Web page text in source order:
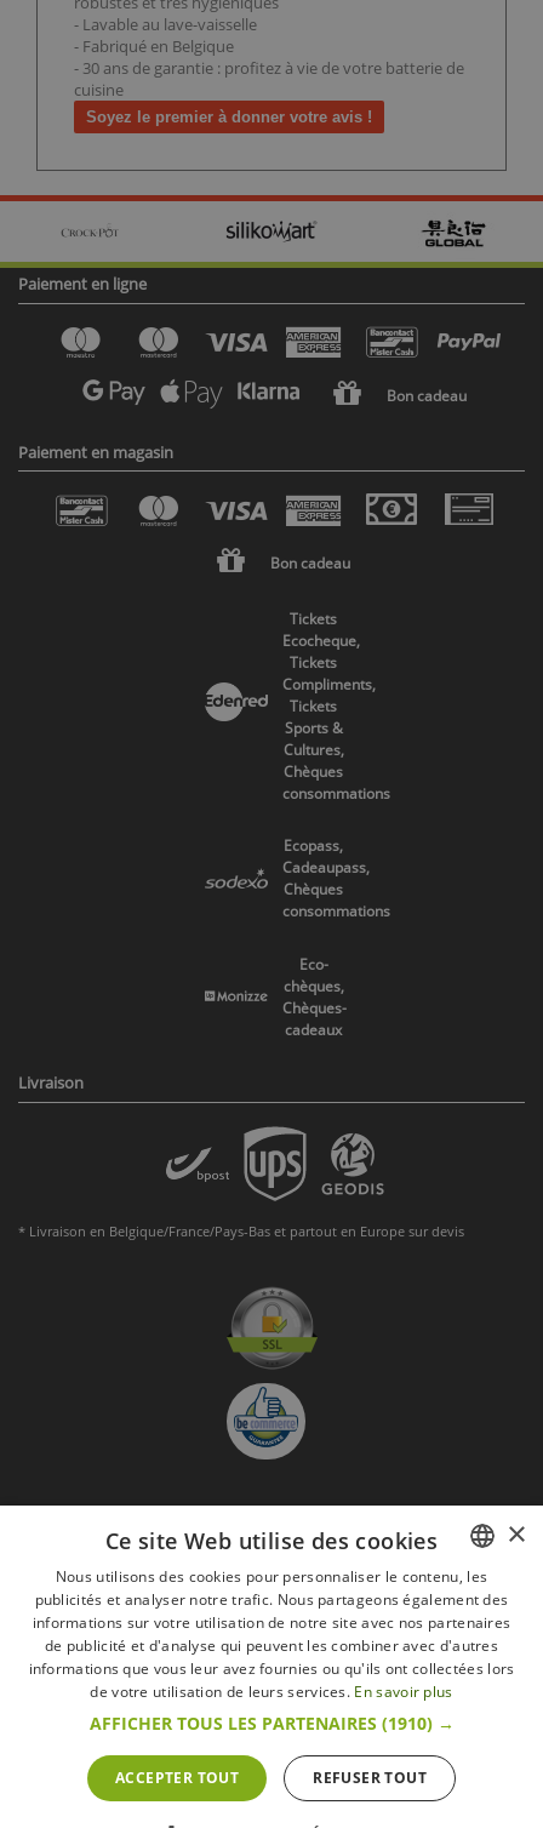
- Lavable au lave-vaisselle
- Fabriqué en Belgique
- 30 ans de garantie : profitez à vie de votre batterie de
cuisine
Soyez le premier à donner votre avis !
Paiement en ligne
Bon cadeau
Paiement en magasin
Bon cadeau
Tickets
Ecocheque,
Tickets
Compliments,
Tickets
Sports &
Cultures,
Chèques
consommations
Ecopass,
Cadeaupass,
Chèques
consommations
Eco-
chèques,
Chèques-
cadeaux
Livraison
* Livraison en Belgique/France/Pays-Bas et partout en Europe sur devis
S'abonner à la Newsletter
Je suis d'accord avec les Mentions légales
Toutes les marques Conditions générales
Mentions légales
Retour & Droit de rétractation
FAQ Recrutement
s'entendent toutes taxes comprises.
Conformément au livre VI « Pratiques du marché et protection du consommateur » du
Code belge de droit économique.
Le Client agissant en tant que consommateur dispose d’un droit de
FRENCH
DUTCH
×
Ce site Web utilise des cookies
Nous utilisons des cookies pour personnaliser le contenu, les
publicités et analyser notre trafic. Nous partageons également des
informations sur votre utilisation de notre site avec nos partenaires
de publicité et d'analyse qui peuvent les combiner avec d'autres
informations que vous leur avez fournies ou qu'ils ont collectées lors
de votre utilisation de leurs services. En savoir plus
AFFICHER TOUS LES PARTENAIRES (1910) →
ACCEPTER TOUT REFUSER TOUT